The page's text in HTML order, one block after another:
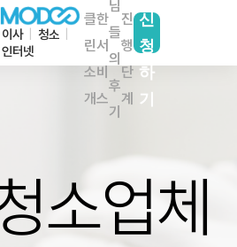
이사 청소
인터넷
클
린
소
개
한
서
비
스
님
들
의
후
기
진
행
단
계
신
청
하
기
소업체